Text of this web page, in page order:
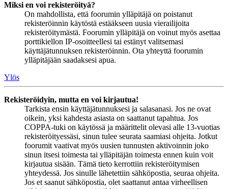
Miksi en voi rekisteröityä?
On mahdollista, että foorumin ylläpitäjä on poistanut
rekisteröinnin käytöstä estääkseen uusia vierailijoita
rekisteröitymästä. Foorumin ylläpitäjä on voinut myös asettaa
porttikiellon IP-osoitteellesi tai estänyt valitsemasi
käyttäjätunnuksen rekisteröinnin. Ota yhteyttä foorumin
ylläpitäjään saadaksesi apua.
Ylös
Rekisteröidyin, mutta en voi kirjautua!
Tarkista ensin käyttäjätunnuksesi ja salasanasi. Jos ne ovat
oikein, yksi kahdesta asiasta on saattanut tapahtua. Jos
COPPA-tuki on käytössä ja määrittelit olevasi alle 13-vuotias
rekisteröityessäsi, sinun tulee seurata saamiasi ohjeita. Jotkut
foorumit vaativat myös uusien tunnusten aktivoinnin joko
sinun itsesi toimesta tai ylläpitäjän toimesta ennen kuin voit
kirjautua sisään. Tämä tieto kerrottiin rekisteröitymisen
yhteydessä. Jos sinulle lähetettiin sähköpostia, seuraa ohjeita.
Jos et saanut sähköpostia, olet saattanut antaa virheellisen